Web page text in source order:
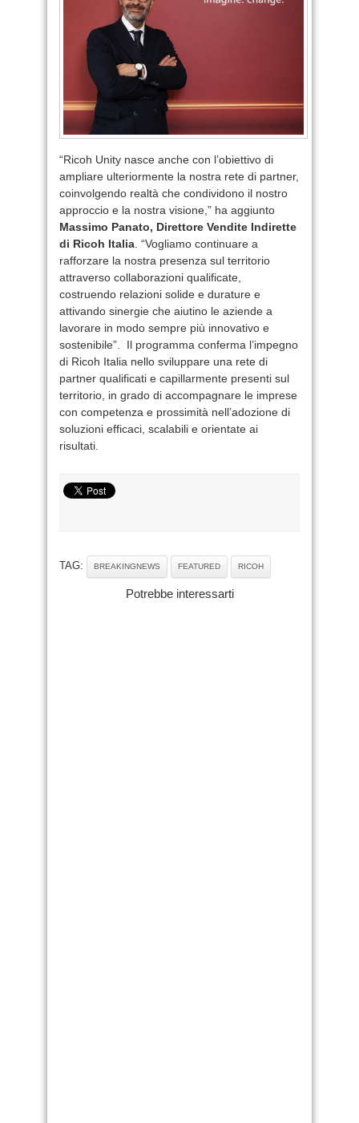
“Ricoh Unity nasce anche con l’obiettivo di
ampliare ulteriormente la nostra rete di partner,
coinvolgendo realtà che condividono il nostro
approccio e la nostra visione,” ha aggiunto
Massimo Panato, Direttore Vendite Indirette
di Ricoh Italia . “Vogliamo continuare a
rafforzare la nostra presenza sul territorio
attraverso collaborazioni qualificate,
costruendo relazioni solide e durature e
attivando sinergie che aiutino le aziende a
lavorare in modo sempre più innovativo e
sostenibile”. Il programma conferma l’impegno
di Ricoh Italia nello sviluppare una rete di
partner qualificati e capillarmente presenti sul
territorio, in grado di accompagnare le imprese
con competenza e prossimità nell’adozione di
soluzioni efficaci, scalabili e orientate ai
risultati.
TAG: BREAKINGNEWS FEATURED RICOH
Potrebbe interessarti